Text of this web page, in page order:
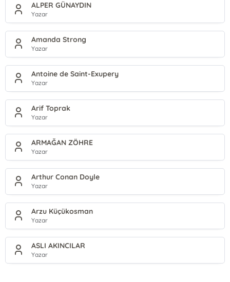
ALPER GÜNAYDIN
Yazar
Amanda Strong
Yazar
Antoine de Saint-Exupery
Yazar
Arif Toprak
Yazar
ARMAĞAN ZÖHRE
Yazar
Arthur Conan Doyle
Yazar
Arzu Küçükosman
Yazar
ASLI AKINCILAR
Yazar